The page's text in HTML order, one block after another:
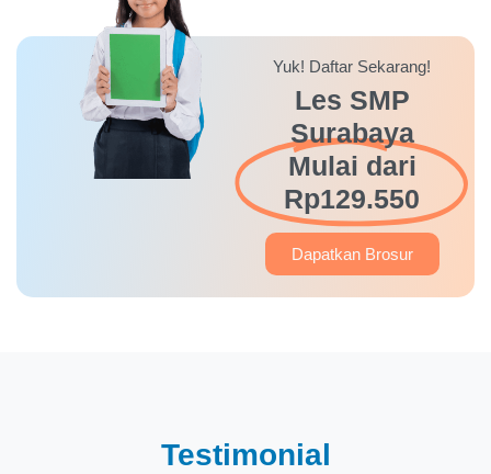
Yuk! Daftar Sekarang!
Les SMP
Surabaya
Mulai dari
Rp129.550
Dapatkan Brosur
Testimonial